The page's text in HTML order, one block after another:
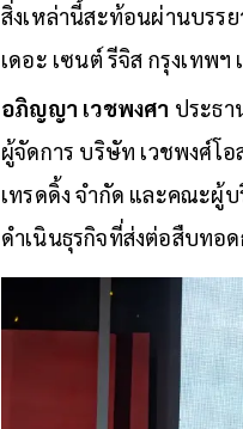
สิ่งเหล่านี้สะท้อนผ่านบรร
เดอะ เซนต์ รีจิส กรุงเทพฯ
อภิญญา เวชพงศา ประธ
ผู้จัดการ บริษัท เวชพงศ์โอ
เทรดดิ้ง จำกัด และคณะผู้
ดำเนินธุรกิจที่ส่งต่อสืบทอ